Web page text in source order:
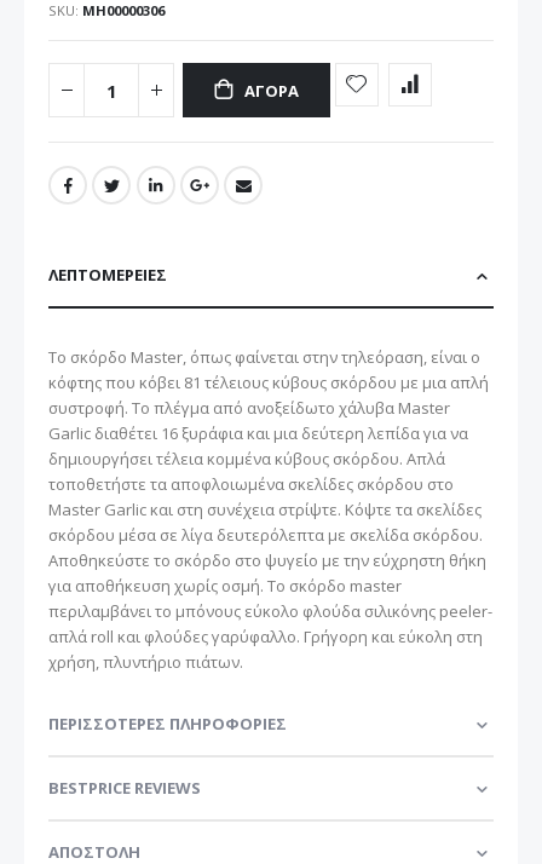
SKU ΜΗ00000306
ΑΓΟΡΆ
ΛΕΠΤΟΜΈΡΕΙΕΣ
Το σκόρδο Master, όπως φαίνεται στην τηλεόραση, είναι ο
κόφτης που κόβει 81 τέλειους κύβους σκόρδου με μια απλή
συστροφή. Το πλέγμα από ανοξείδωτο χάλυβα Master
Garlic διαθέτει 16 ξυράφια και μια δεύτερη λεπίδα για να
δημιουργήσει τέλεια κομμένα κύβους σκόρδου. Απλά
τοποθετήστε τα αποφλοιωμένα σκελίδες σκόρδου στο
Master Garlic και στη συνέχεια στρίψτε. Κόψτε τα σκελίδες
σκόρδου μέσα σε λίγα δευτερόλεπτα με σκελίδα σκόρδου.
Αποθηκεύστε το σκόρδο στο ψυγείο με την εύχρηστη θήκη
για αποθήκευση χωρίς οσμή. Το σκόρδο master
περιλαμβάνει το μπόνους εύκολο φλούδα σιλικόνης peeler-
απλά roll και φλούδες γαρύφαλλο. Γρήγορη και εύκολη στη
χρήση, πλυντήριο πιάτων.
ΠΕΡΙΣΣΌΤΕΡΕΣ ΠΛΗΡΟΦΟΡΊΕΣ
BESTPRICE REVIEWS
ΑΠΟΣΤΟΛΗ